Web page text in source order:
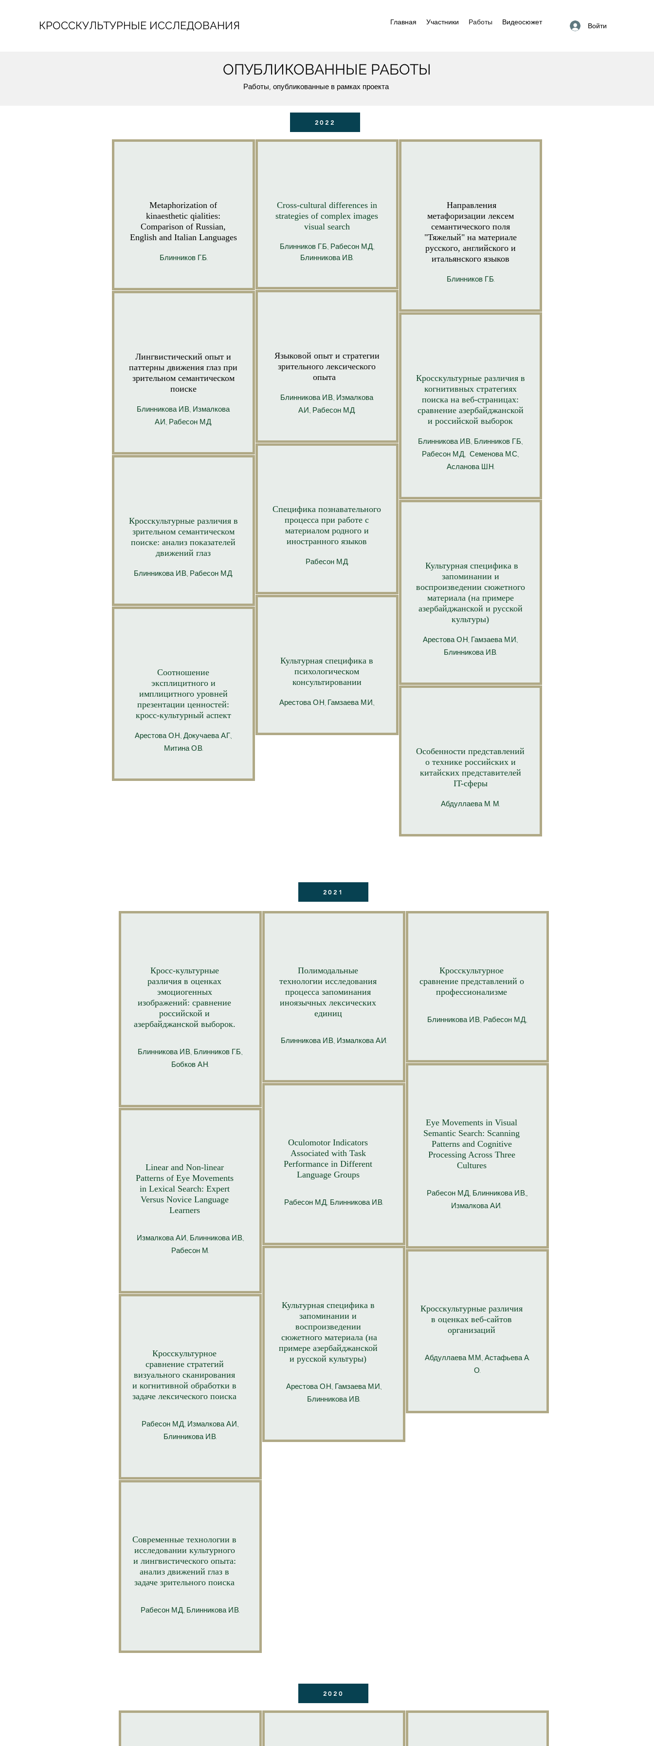
КРОССКУЛЬТУРНЫЕ ИССЛЕДОВАНИЯ Главная Участники Работы Видеосюжет Войти
ОПУБЛИКОВАННЫЕ РАБОТЫ
Работы, опубликованные в рамках проекта
2022
Metaphorization of
kinaesthetic qialities:
Comparison of Russian,
English and Italian Languages
Блинников Г.Б.
Лингвистический опыт и
паттерны движения глаз при
зрительном семантическом
поиске
Блинникова И.В., Измалкова
А.И., Рабесон М.Д.
Кросскультурные различия в
зрительном семантическом
поиске: анализ показателей
движений глаз
Блинникова И.В., Рабесон М.Д.
Соотношение
эксплицитного и
имплицитного уровней
презентации ценностей:
кросс-культурный аспект
Арестова О.Н., Докучаева А.Г.,
Митина О.В.
Cross-cultural differences in
strategies of complex images
visual search
Блинников Г.Б., Рабесон М.Д.,
Блинникова И.В.
Языковой опыт и стратегии
зрительного лексического
опыта
Блинникова И.В., Измалкова
А.И., Рабесон М.Д.
Специфика познавательного
процесса при работе с
материалом родного и
иностранного языков
Рабесон М.Д.
Культурная специфика в
психологическом
консультировании
АрестоваО.Н, Гамзаева М.И.,
Направления
метафоризации лексем
семантического поля
"Тяжелый" на материале
русского, английского и
итальянского языков
Блинников Г.Б.
Кросскультурные различия в
когнитивных стратегиях
поиска на веб-страницах:
сравнение азербайджанской
и российской выборок
Блинникова И.В., Блинников Г.Б.,
Рабесон М.Д., Семенова М.С.,
Асланова Ш.Н.
Культурная специфика в
запоминании и
воспроизведении сюжетного
материала (на примере
азербайджанской и русской
культуры)
АрестоваО.Н, Гамзаева М.И.,
Блинникова И.В.
Особенности представлений
о технике российских и
китайских представителей
IT-сферы
Абдуллаева М. М.
2021
Кросс-культурные
различия в оценках
эмоциогенных
изображений: сравнение
российской и
азербайджанской выборок.
Блинникова И.В., Блинников Г.Б.,
Бобков А.Н.
Linear and Non-linear
Patterns of Eye Movements
in Lexical Search: Expert
Versus Novice Language
Learners
Измалкова А.И., Блинникова И.В.,
Рабесон М.
Кросскультурное
сравнение стратегий
визуального сканирования
и когнитивной обработки в
задаче лексического поиска
Рабесон М.Д., Измалкова А.И.,
Блинникова И.В.
Современные технологии в
исследовании культурного
и лингвистического опыта:
анализ движений глаз в
задаче зрительного поиска
Рабесон М.Д., Блинникова И.В.
Полимодальные
технологии исследования
процесса запоминания
иноязычных лексических
единиц
Блинникова И.В., Измалкова А.И.
Oculomotor Indicators
Associated with Task
Performance in Different
Language Groups
Рабесон М.Д., Блинникова И.В.
Культурная специфика в
запоминании и
воспроизведении
сюжетного материала (на
примере азербайджанской
и русской культуры)
Арестова О.Н., Гамзаева М.И.,
Блинникова И.В.
Кросскультурное
сравнение представлений о
профессионализме
Блинникова И.В., Рабесон М.Д.,
Eye Movements in Visual
Semantic Search: Scanning
Patterns and Cognitive
Processing Across Three
Cultures
Рабесон М.Д., Блинникова И.В.,,
Измалкова А.И.
Кросскультурные различия
в оценках веб-сайтов
организаций
Абдуллаева М.М., Астафьева А.
О.
2020